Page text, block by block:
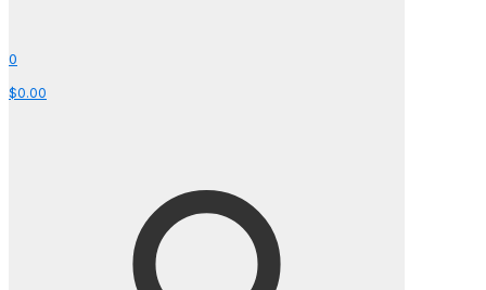
0
$0.00